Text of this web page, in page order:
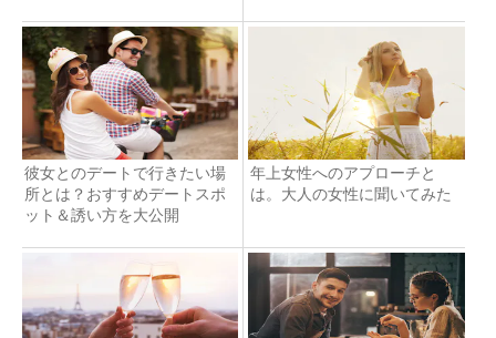
彼女とのデートで行きたい場
所とは？おすすめデートスポ
ット＆誘い方を大公開
年上女性へのアプローチと
は。大人の女性に聞いてみた